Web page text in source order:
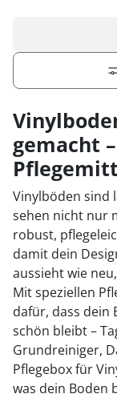
gemacht
Vinylböden sind
sehen nicht nur
robust,
damit dein
aussieht wie
Mit speziellen
dafür, dass dein
schön bleibt –
Grundreiniger,
Pflegebox für
was dein Boden